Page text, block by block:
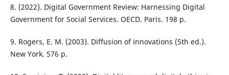
8. (2022). Digital Government Review: Harnessing Digital
Government for Social Services. OECD. Paris. 198 p.
9. Rogers, E. M. (2003). Diffusion of innovations (5th ed.).
New York. 576 p.